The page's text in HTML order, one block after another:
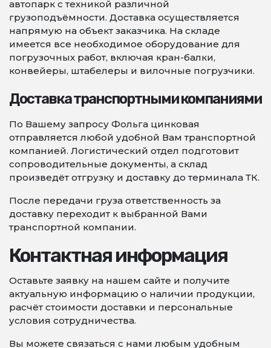
автопарк с техникой различной
грузоподъёмности. Доставка осуществляется
напрямую на объект заказчика. На складе
имеется все необходимое оборудование для
погрузочных работ, включая кран-балки,
конвейеры, штабелеры и вилочные погрузчики.
Доставка транспортными компаниями
По Вашему запросу Фольга цинковая
отправляется любой удобной Вам транспортной
компанией. Логистический отдел подготовит
сопроводительные документы, а склад
произведёт отгрузку и доставку до терминала ТК.
После передачи груза ответственность за
доставку переходит к выбранной Вами
транспортной компании.
Контактная информация
Оставьте заявку на нашем сайте и получите
актуальную информацию о наличии продукции,
расчёт стоимости доставки и персональные
условия сотрудничества.
Вы можете связаться с нами любым удобным